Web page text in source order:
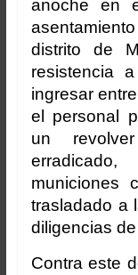
anoche en
distrito de
resistencia
ingresar
el personal
un
municiones
trasladado a
diligencias
Contra este